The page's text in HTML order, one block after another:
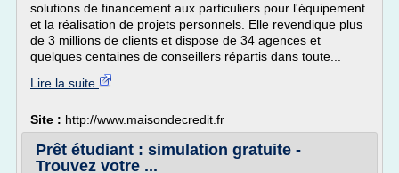
solutions de financement aux particuliers pour l'équipement
et la réalisation de projets personnels. Elle revendique plus
de 3 millions de clients et dispose de 34 agences et
quelques centaines de conseillers répartis dans toute...
Lire la suite
Site : http://www.maisondecredit.fr
Prêt étudiant : simulation gratuite -
Trouvez votre ...